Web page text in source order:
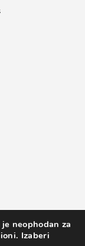
neophodan za
Izaberi